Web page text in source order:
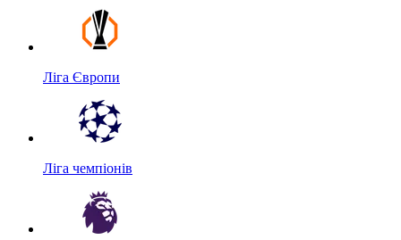
Ліга Європи
Ліга чемпіонів